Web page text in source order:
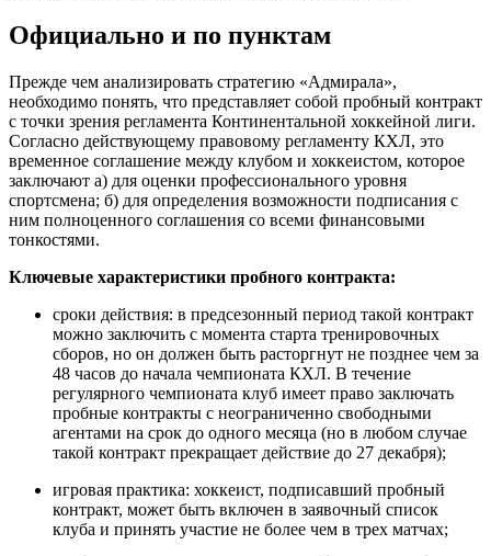
Официально и по пунктам
Прежде чем анализировать стратегию «Адмирала»,
необходимо понять, что представляет собой пробный контракт
с точки зрения регламента Континентальной хоккейной лиги.
Согласно действующему правовому регламенту КХЛ, это
временное соглашение между клубом и хоккеистом, которое
заключают а) для оценки профессионального уровня
спортсмена; б) для определения возможности подписания с
ним полноценного соглашения со всеми финансовыми
тонкостями.
Ключевые характеристики пробного контракта:
сроки действия: в предсезонный период такой контракт
можно заключить с момента старта тренировочных
сборов, но он должен быть расторгнут не позднее чем за
48 часов до начала чемпионата КХЛ. В течение
регулярного чемпионата клуб имеет право заключать
пробные контракты с неограниченно свободными
агентами на срок до одного месяца (но в любом случае
такой контракт прекращает действие до 27 декабря);
игровая практика: хоккеист, подписавший пробный
контракт, может быть включен в заявочный список
клуба и принять участие не более чем в трех матчах;